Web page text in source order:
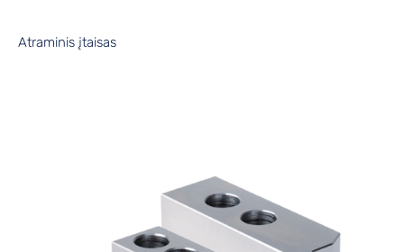
Atraminis įtaisas